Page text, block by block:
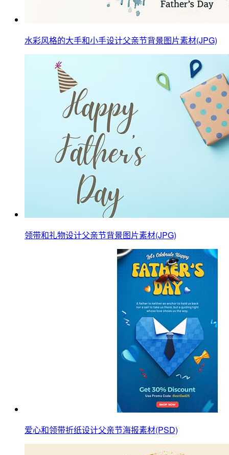
水彩风格的大手和小手设计父亲节背景图片素材(JPG)
领带和礼物设计父亲节背景图片素材(JPG)
爱心和领带折纸设计父亲节海报素材(PSD)